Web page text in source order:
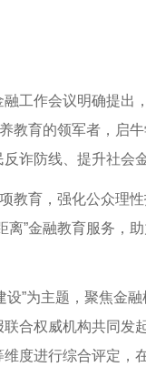
工作会议明确提出
教育的领军者，启
诈防线、提升社会
育，强化公众理
”金融教育服务，
”为主题，聚焦金
合权威机构共同发
度进行综合评定，